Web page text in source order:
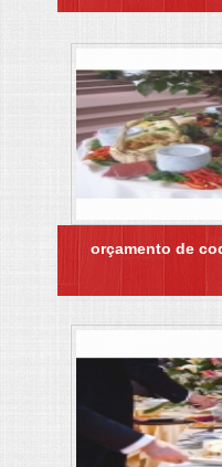
orçamento de